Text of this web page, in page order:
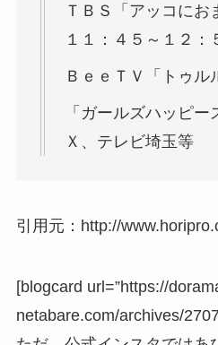
ＴＢＳ「アッコに
１１：４５～１２：
ＢｅｅＴＶ「トゥル
「ガールズハッピ
Ｘ、テレビ埼玉等
引用元：http://
[blogcard url=”https://
netabare.com/archives/